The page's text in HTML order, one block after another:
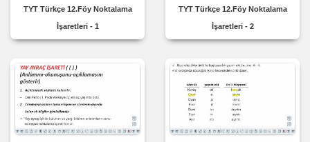
TYT Türkçe 12.Föy Noktalama
İşaretleri - 1
TYT Türkçe 12.Föy Noktalama
İşaretleri - 2